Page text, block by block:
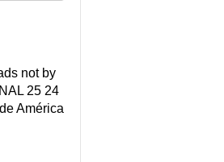
not by
25 24
América